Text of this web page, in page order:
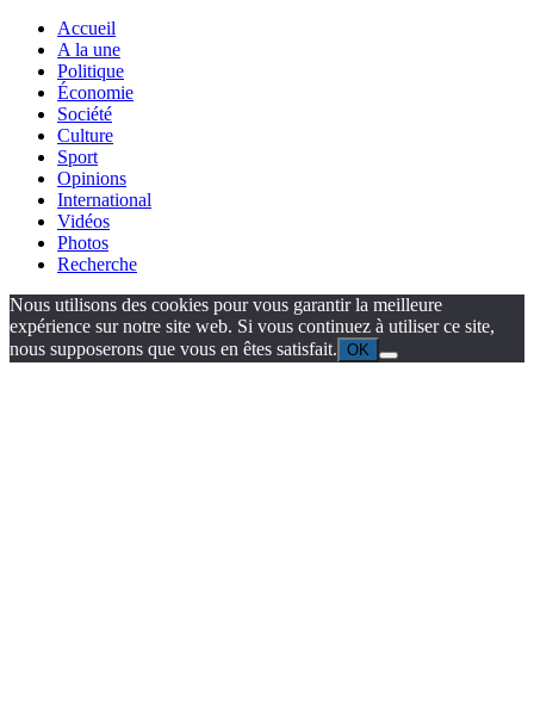
Accueil
A la une
Politique
Économie
Société
Culture
Sport
Opinions
International
Vidéos
Photos
Recherche
Nous utilisons des cookies pour vous garantir la meilleure
expérience sur notre site web. Si vous continuez à utiliser ce site,
nous supposerons que vous en êtes satisfait. OK